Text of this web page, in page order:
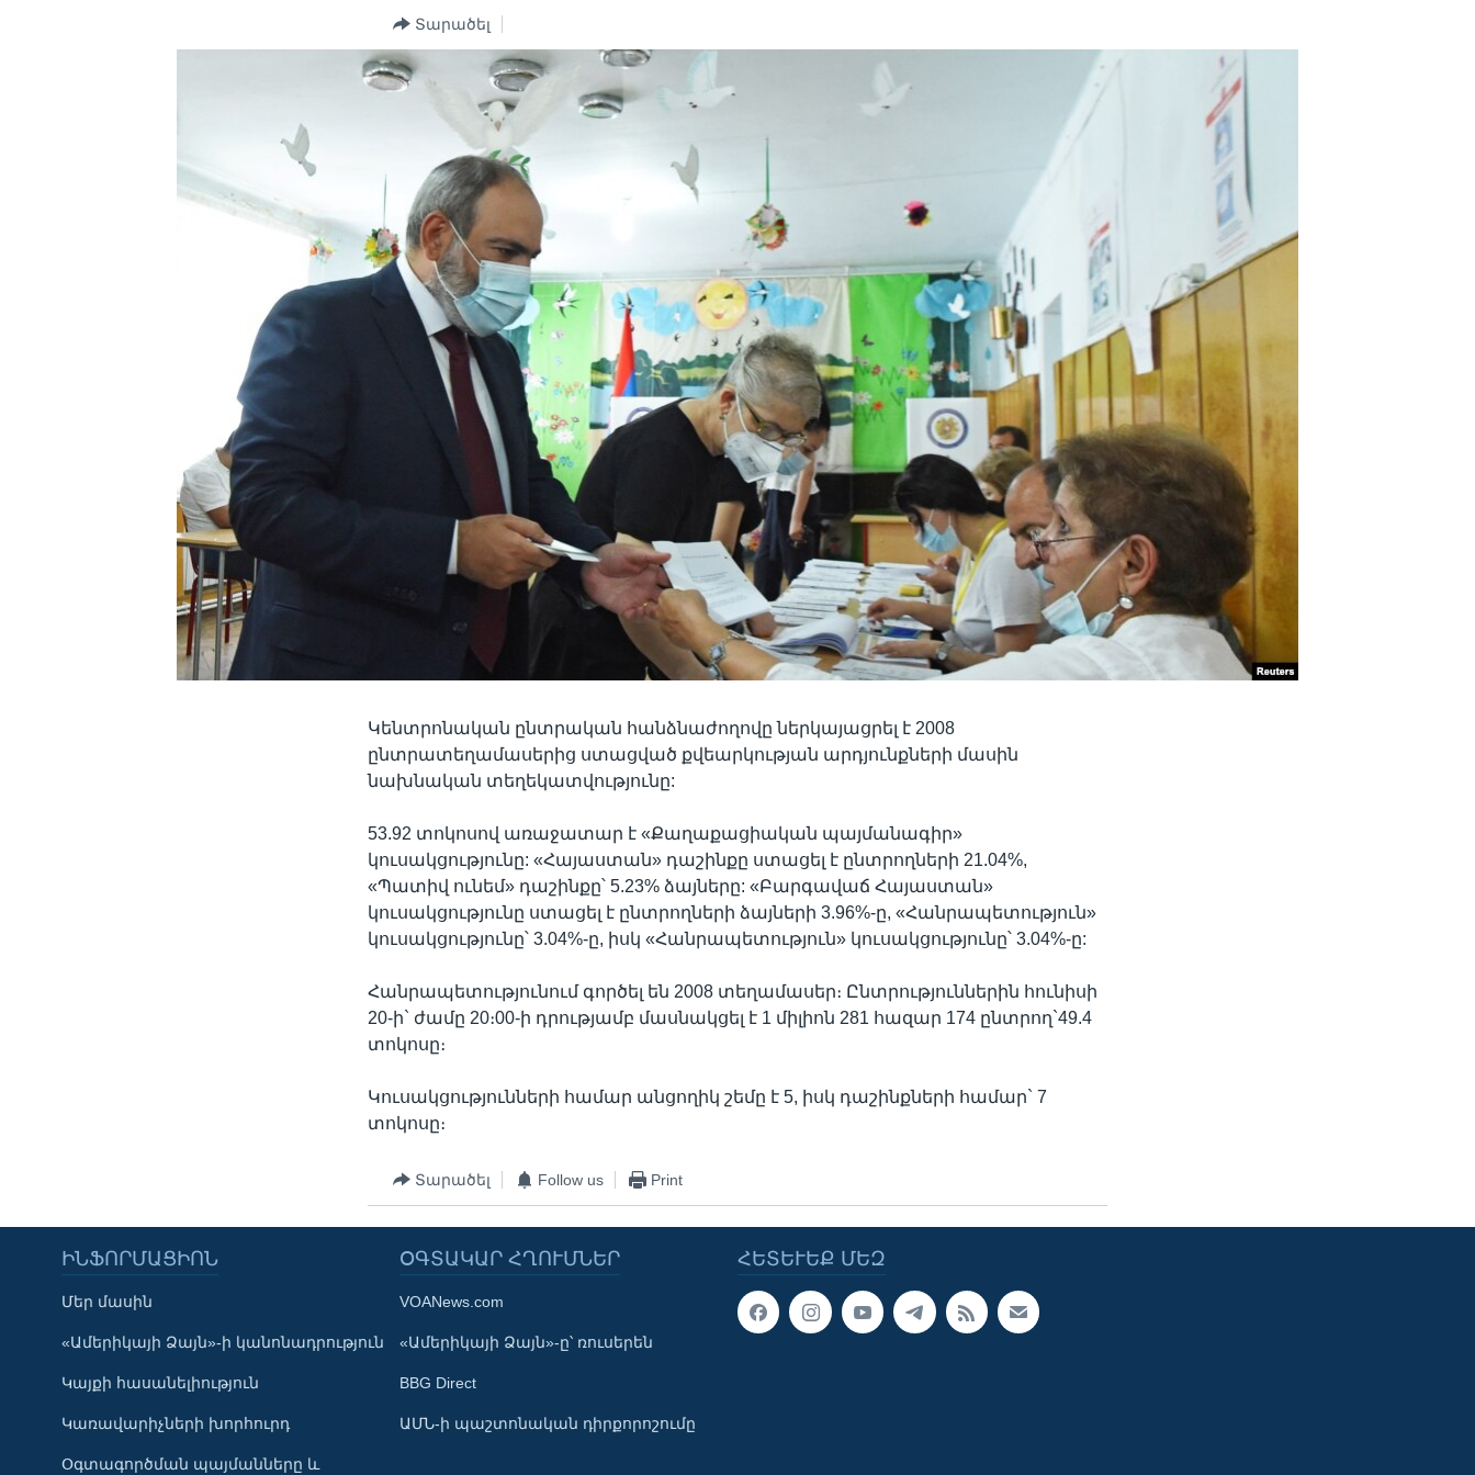
Learning English
ՀԵՏԵՒԵՔ ՄԵԶ
Տարածել
Կենտրոնական ընտրական հանձնաժողովը ներկայացրել է 2008
ընտրատեղամասերից ստացված քվեարկության արդյունքների մասին
նախնական տեղեկատվությունը:
53.92 տոկոսով առաջատար է «Քաղաքացիական պայմանագիր»
կուսակցությունը: «Հայաստան» դաշինքը ստացել է ընտրողների 21.04%,
«Պատիվ ունեմ» դաշինքը՝ 5.23% ձայները: «Բարգավաճ Հայաստան»
կուսակցությունը ստացել է ընտրողների ձայների 3.96%-ը, «Հանրապետություն»
կուսակցությունը՝ 3.04%-ը, իսկ «Հանրապետություն» կուսակցությունը՝ 3.04%-ը:
Հանրապետությունում գործել են 2008 տեղամասեր։ Ընտրություններին հունիսի
20-ի` ժամը 20։00-ի դրությամբ մասնակցել է 1 միլիոն 281 հազար 174 ընտրող`49.4
տոկոսը։
Կուսակցությունների համար անցողիկ շեմը է 5, իսկ դաշինքների համար` 7
տոկոսը։
Տարածել Follow us Print
ՀԵՏԵՒԵՔ ՄԵԶ
ԻՆՖՈՐՄԱՑԻՈՆ
Մեր մասին
«Ամերիկայի Ձայն»-ի կանոնադրություն
Կայքի հասանելիություն
Կառավարիչների խորհուրդ
Օգտագործման պայմանները և
ՕԳՏԱԿԱՐ ՀՂՈՒՄՆԵՐ
VOANews.com
«Ամերիկայի Ձայն»-ը՝ ռուսերեն
BBG Direct
ԱՄՆ-ի պաշտոնական դիրքորոշումը